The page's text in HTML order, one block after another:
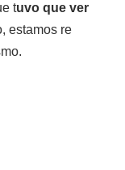
tuvo que ver
estamos re